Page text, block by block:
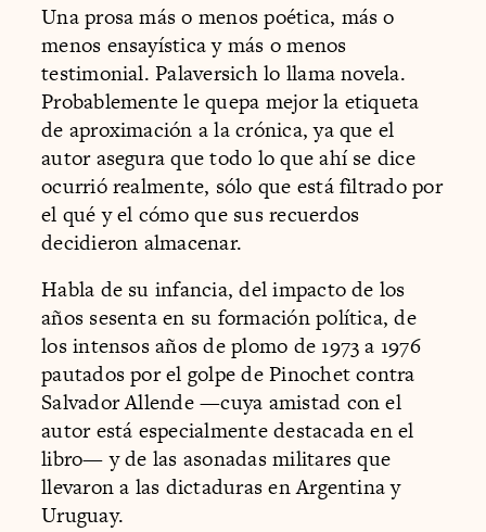
Una prosa más o menos poética, más o
menos ensayística y más o menos
testimonial. Palaversich lo llama novela.
Probablemente le quepa mejor la etiqueta
de aproximación a la crónica, ya que el
autor asegura que todo lo que ahí se dice
ocurrió realmente, sólo que está filtrado por
el qué y el cómo que sus recuerdos
decidieron almacenar.
Habla de su infancia, del impacto de los
años sesenta en su formación política, de
los intensos años de plomo de 1973 a 1976
pautados por el golpe de Pinochet contra
Salvador Allende —cuya amistad con el
autor está especialmente destacada en el
libro— y de las asonadas militares que
llevaron a las dictaduras en Argentina y
Uruguay.